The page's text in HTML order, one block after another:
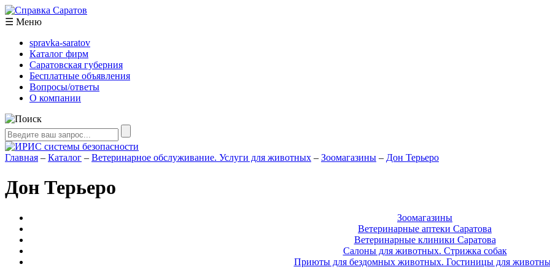
☰ Меню
spravka-saratov
Каталог фирм
Саратовская губерния
Бесплатные объявления
Вопросы/ответы
О компании
Главная – Каталог – Ветеринарное обслуживание. Услуги для животных – Зоомагазины – Дон Терьеро
Дон Терьеро
Зоомагазины
Ветеринарные аптеки Саратова
Ветеринарные клиники Саратова
Салоны для животных. Стрижка собак
Приюты для бездомных животных. Гостиницы для